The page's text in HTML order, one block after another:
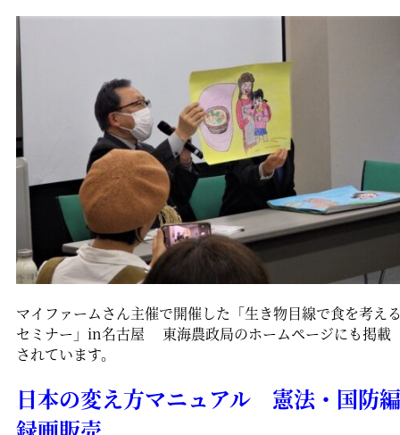
マイファームさん主催で開催した「生き物目線で食を考え
セミナー」in名古屋 東海農政局のホームページにも掲載
されています。
日本の変え方マニュアル 憲法・国防編